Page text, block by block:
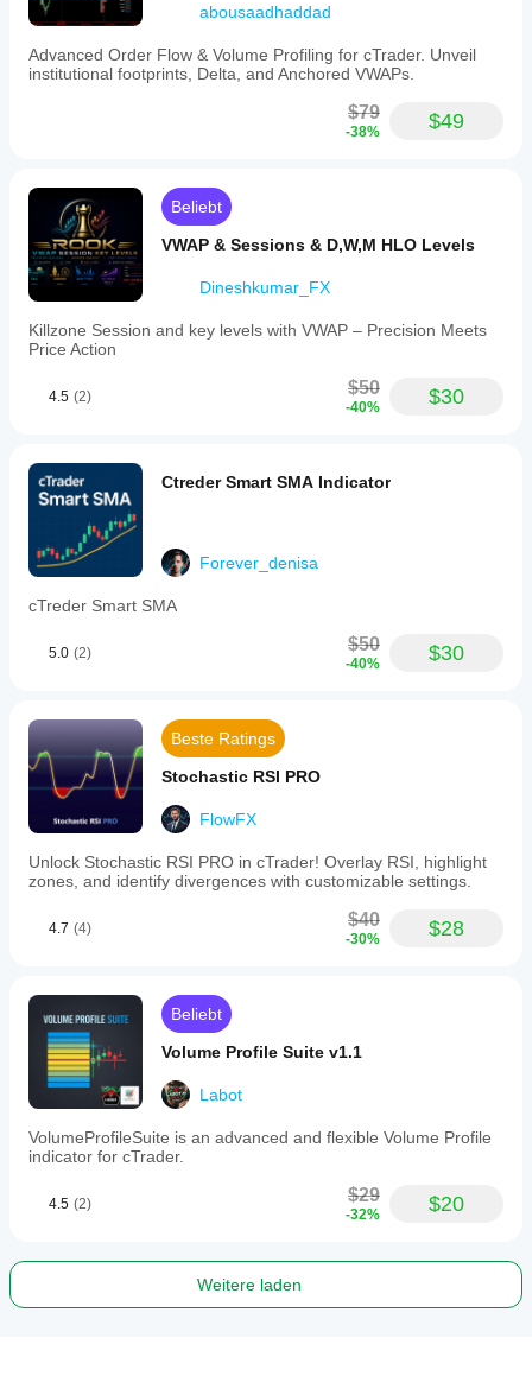
abousaadhaddad
Advanced Order Flow & Volume Profiling for cTrader. Unveil
institutional footprints, Delta, and Anchored VWAPs.
$79
-38% $49
Beliebt
VWAP & Sessions & D,W,M HLO Levels
Dineshkumar_FX
Killzone Session and key levels with VWAP – Precision Meets
Price Action
4.5 (2) $50
-40% $30
Ctreder Smart SMA Indicator
Forever_denisa
cTreder Smart SMA
5.0 (2) $50
-40% $30
Beste Ratings
Stochastic RSI PRO
FlowFX
Unlock Stochastic RSI PRO in cTrader! Overlay RSI, highlight
zones, and identify divergences with customizable settings.
4.7 (4) $40
-30% $28
Beliebt
Volume Profile Suite v1.1
Labot
VolumeProfileSuite is an advanced and flexible Volume Profile
indicator for cTrader.
4.5 (2) $29
-32% $20
Weitere laden